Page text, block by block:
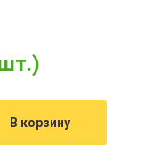
В корзину